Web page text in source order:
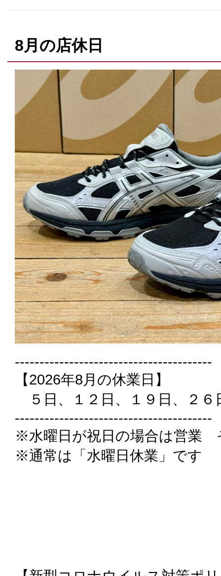
8月の店休日
----------------------------------------
【2026年8月の休業日】
５日、１２日、１９日、２６
----------------------------------------
※水曜日が祝日の場合は営業
※通常は「水曜日休業」です